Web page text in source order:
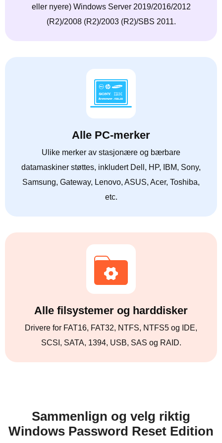
eller nyere) Windows Server 2019/2016/2012
(R2)/2008 (R2)/2003 (R2)/SBS 2011.
Alle PC-merker
Ulike merker av stasjonære og bærbare
datamaskiner støttes, inkludert Dell, HP, IBM, Sony,
Samsung, Gateway, Lenovo, ASUS, Acer, Toshiba,
etc.
Alle filsystemer og harddisker
Drivere for FAT16, FAT32, NTFS, NTFS5 og IDE,
SCSI, SATA, 1394, USB, SAS og RAID.
Sammenlign og velg riktig
Windows Password Reset Edition